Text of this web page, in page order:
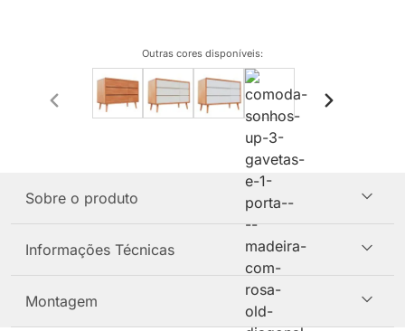
Outras cores disponíveis:
Sobre o produto
Informações Técnicas
Montagem